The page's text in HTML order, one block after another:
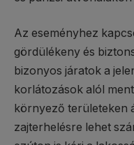
Az eseményhez
gördülékeny és
bizonyos járatok a
korlátozások alól
környező területeken
zajterhelésre lehet